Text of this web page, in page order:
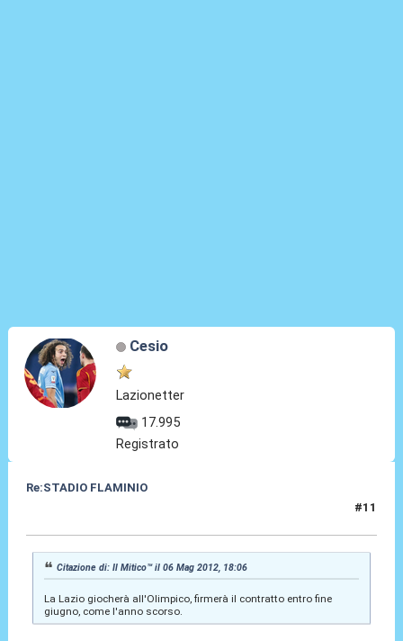
Cesio
Lazionetter
17.995
Registrato
Re:STADIO FLAMINIO
#11
Citazione di: Il Mitico™ il 06 Mag 2012, 18:06
La Lazio giocherà all'Olimpico, firmerà il contratto entro fine
giugno, come l'anno scorso.